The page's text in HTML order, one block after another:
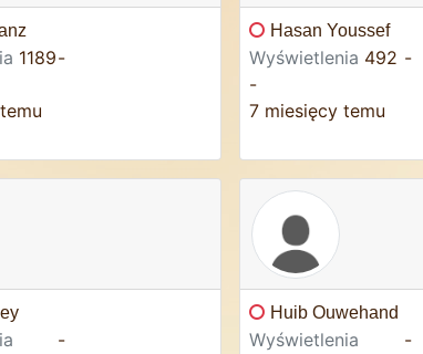
1189-
Hasan Youssef
Wyświetlenia 492
-
7 miesięcy temu
-
-
Huib Ouwehand
Wyświetlenia
-